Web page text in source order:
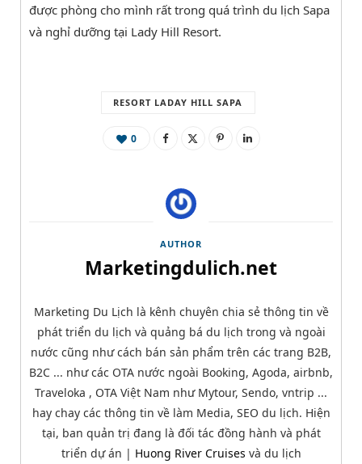
được phòng cho mình rất trong quá trình du lịch Sapa
và nghỉ dưỡng tại Lady Hill Resort.
RESORT LADAY HILL SAPA
0
AUTHOR
Marketingdulich.net
Marketing Du Lịch là kênh chuyên chia sẻ thông tin về
phát triển du lịch và quảng bá du lịch trong và ngoài
nước cũng như cách bán sản phẩm trên các trang B2B,
B2C ... như các OTA nước ngoài Booking, Agoda, airbnb,
Traveloka , OTA Việt Nam như Mytour, Sendo, vntrip ...
hay chay các thông tin về làm Media, SEO du lịch. Hiện
tại, ban quản trị đang là đối tác đồng hành và phát
triển dự án | Huong River Cruises và du lịch